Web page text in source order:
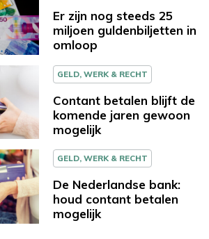
Er zijn nog steeds 25
miljoen guldenbiljetten in
omloop
GELD, WERK & RECHT
Contant betalen blijft de
komende jaren gewoon
mogelijk
GELD, WERK & RECHT
De Nederlandse bank:
houd contant betalen
mogelijk